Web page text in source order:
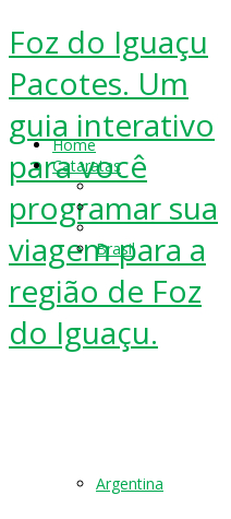
Foz do Iguaçu
Pacotes. Um
guia interativo
para você
programar sua
viagem para a
região de Foz
do Iguaçu.
Home
Cataratas
Brasil
Argentina